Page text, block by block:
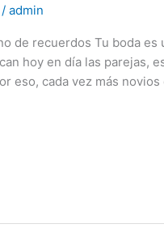
/admin
de recuerdos Tu boda es
hoy en día las parejas,
eso, cada vez más